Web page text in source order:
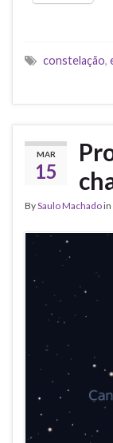
constelação,
MAR
15
BySaulo Machadoin